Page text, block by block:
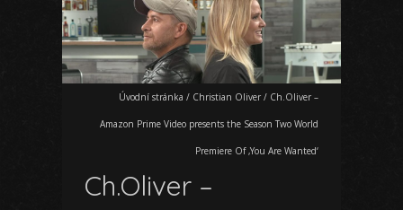
Úvodní stránka / Christian Oliver / Ch.Oliver –
Amazon Prime Video presents the Season Two World
Premiere Of ‚You Are Wanted‘
Ch.Oliver –